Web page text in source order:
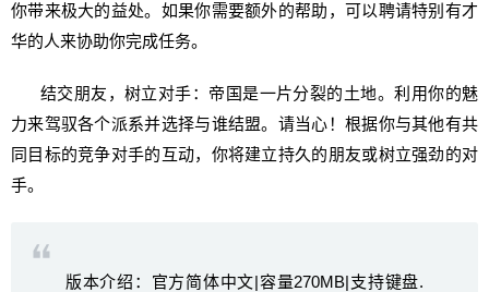
你带来极大的益处。如果你需要额外的帮助，可以聘请特别有才
华的人来协助你完成任务。
结交朋友，树立对手：帝国是一片分裂的土地。利用你的魅
力来驾驭各个派系并选择与谁结盟。请当心！根据你与其他有共
同目标的竞争对手的互动，你将建立持久的朋友或树立强劲的对
手。
版本介绍：官方简体中文|容量270MB|支持键盘.